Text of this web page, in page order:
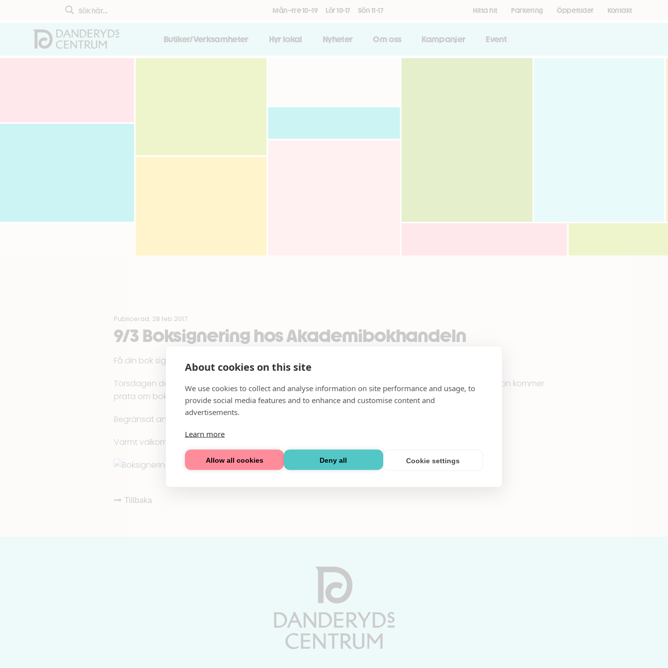
About cookies on this site
We use cookies to collect and analyse information on site performance and usage, to
provide social media features and to enhance and customise content and
advertisements.
Learn more
Allow all cookies Deny all Cookie settings
Mån–fre 10–19 Lör 10-17 Sön 11-17 Hitta hit Parkering Öppettider Kontakt
Butiker/Verksamheter Hyr lokal Nyheter Om oss Kampanjer Event
Publicerad: 28 feb 2017
9/3 Boksignering hos Akademibokhandeln
Få din bok signerad av Birgitta Ohlsson!
Torsdagen den 9/3 k. 18.00 har Akademibokhandeln boksignering med författaren Birgitta Ohlsson. Hon kommer
prata om boken ”Duktiga flickors revansch”.
Begränsat antal sittplatser, föranmälan sker i butiken.
Varmt välkommen!
Tillbaka